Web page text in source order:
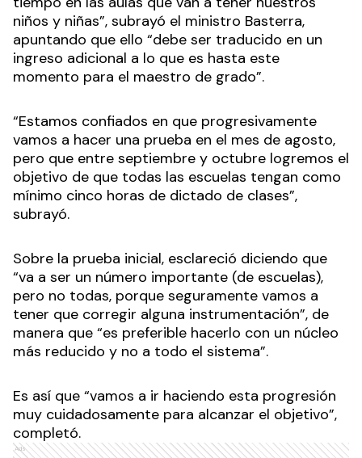
niños y niñas”, subrayó el ministro Basterra,
apuntando que ello “debe ser traducido en un
ingreso adicional a lo que es hasta este
momento para el maestro de grado”.
“Estamos confiados en que progresivamente
vamos a hacer una prueba en el mes de agosto,
pero que entre septiembre y octubre logremos el
objetivo de que todas las escuelas tengan como
mínimo cinco horas de dictado de clases”,
subrayó.
Sobre la prueba inicial, esclareció diciendo que
“va a ser un número importante (de escuelas),
pero no todas, porque seguramente vamos a
tener que corregir alguna instrumentación”, de
manera que “es preferible hacerlo con un núcleo
más reducido y no a todo el sistema”.
Es así que “vamos a ir haciendo esta progresión
muy cuidadosamente para alcanzar el objetivo”,
completó.
Ads